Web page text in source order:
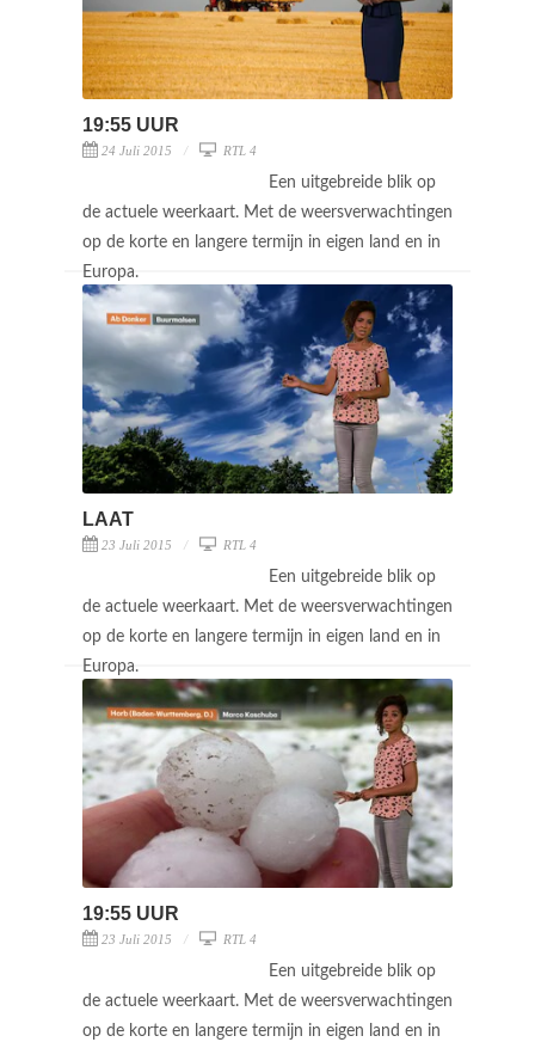
19:55 UUR
24 Juli 2015 RTL 4
Een uitgebreide blik op
de actuele weerkaart. Met de weersverwachtingen
op de korte en langere termijn in eigen land en in
Europa.
LAAT
23 Juli 2015 RTL 4
Een uitgebreide blik op
de actuele weerkaart. Met de weersverwachtingen
op de korte en langere termijn in eigen land en in
Europa.
19:55 UUR
23 Juli 2015 RTL 4
Een uitgebreide blik op
de actuele weerkaart. Met de weersverwachtingen
op de korte en langere termijn in eigen land en in